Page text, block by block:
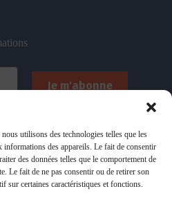
utilisons des technologies telles que les
informations des appareils. Le fait de consentir
des données telles que le comportement de
Le fait de ne pas consentir ou de retirer son
sur certaines caractéristiques et fonctions.
à tout
de confidentialité